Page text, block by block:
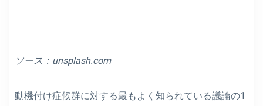
ソース： unsplash.com
動機付け症候群に対する最もよく知られている議論の1